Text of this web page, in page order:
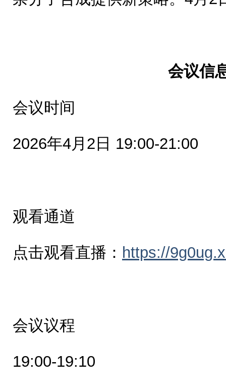
会议信
会议时间
2026年4月2日 19:00-21:00
观看通道
点击观看直播： https://
会议议程
19:00-19:10